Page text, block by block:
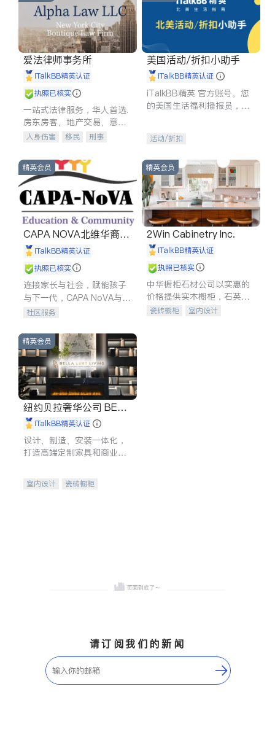
爱法律师事务所
iTalkBB精英认证
执照已核实
一站式法律服务，华人首选.
房东房客、地产交易、意外
伤害、车祸重伤、商业诉
建筑合同、刑事案件全包办
人身伤害 移民
刑事
信托/遗嘱
商业
索赔
律师-其它 保释
美国活动/折扣小助手
iTalkBB精英认证
iTalkBB精英 官方账号。您
的美国生活福利播报员，精
专属福利。
活动/折扣
精英会员
CAPA NOVA北维华裔家
长会iTalkBB精英认证
执照已核实
连接家长与社会，赋能孩子
与下一代，CAPA NoVA与您
携手建设包容、公平、充满
社区服务
精英会员
2Win Cabinetry Inc.
iTalkBB精英认证
执照已核实
中华橱柜石材公司以实惠的
价格提供实木橱柜，石英石
台面，多种优质不锈钢水
瓷砖橱柜
室内设计
精英会员
纽约贝拉奢华公司 BELL
A LUXE
iTalkBB精英认证
设计、制造、安装一体化，
打造高端定制家具和商业空
室内设计
瓷砖橱柜
请订阅我们的新闻